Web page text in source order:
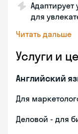
Адаптирует
для
Читать дальше
Услуги и
Английский
Для
Деловой - для